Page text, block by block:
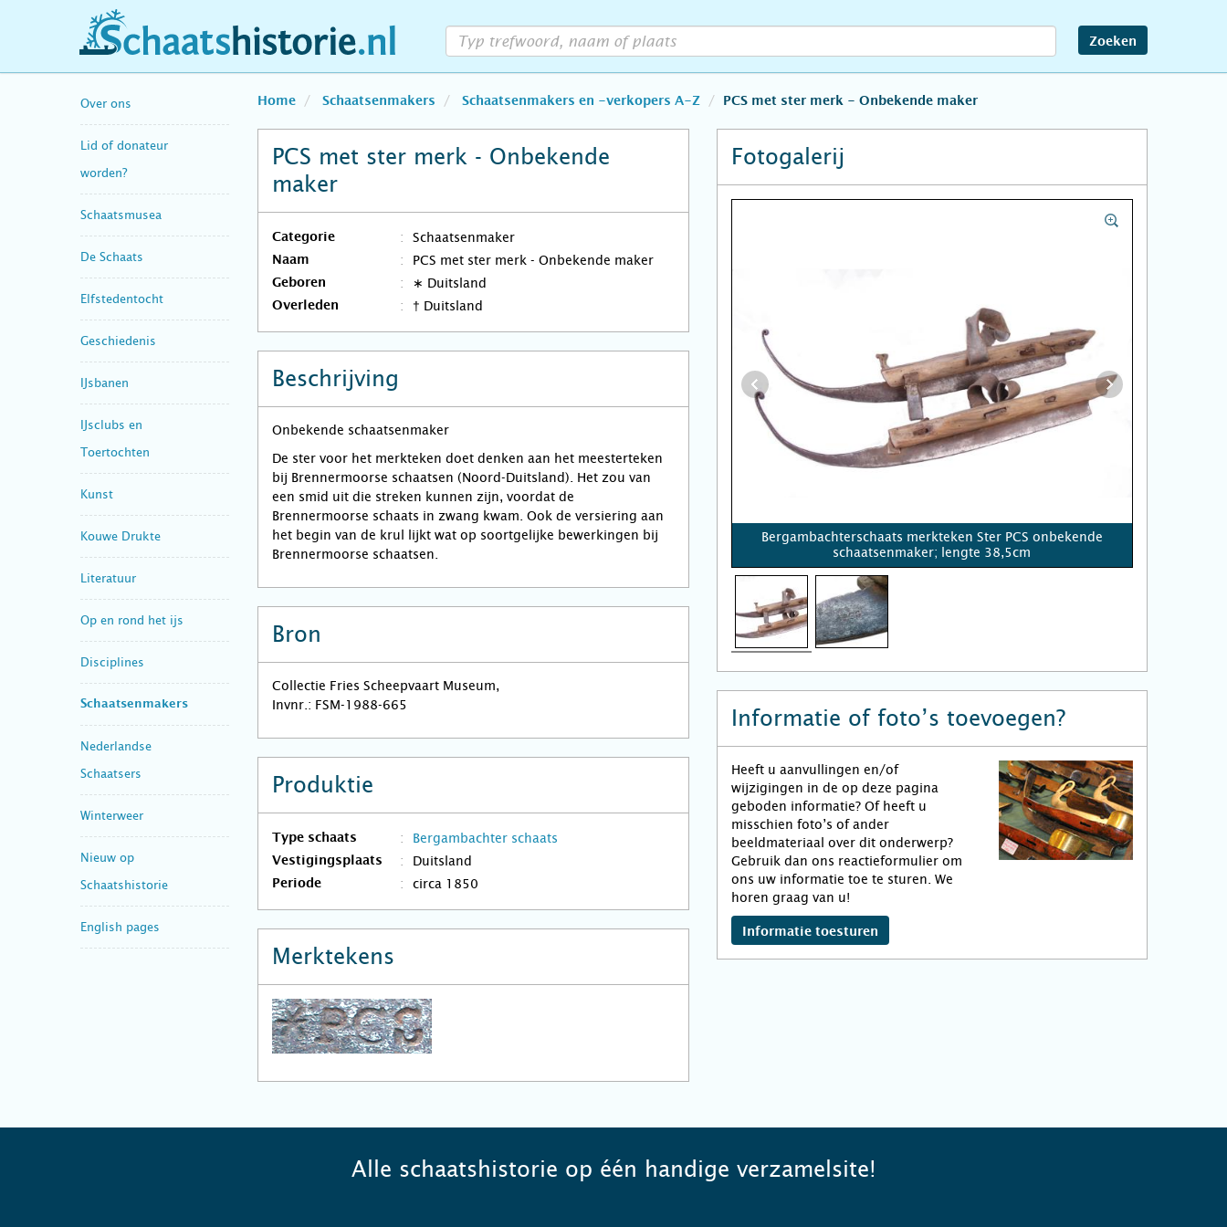
schaatshistorie.nl Zoeken
Over ons
Lid of donateur
worden?
Schaatsmusea
De Schaats
Elfstedentocht
Geschiedenis
IJsbanen
IJsclubs en
Toertochten
Kunst
Kouwe Drukte
Literatuur
Op en rond het ijs
Disciplines
Schaatsenmakers
Nederlandse
Schaatsers
Winterweer
Nieuw op
Schaatshistorie
English pages
Home Schaatsenmakers Schaatsenmakers en -verkopers A-Z PCS met ster merk - Onbekende maker
PCS met ster merk - Onbekende
maker
Categorie Schaatsenmaker
Naam PCS met ster merk - Onbekende maker
Geboren ∗ Duitsland
Overleden † Duitsland
Beschrijving
Onbekende schaatsenmaker
De ster voor het merkteken doet denken aan het meesterteken
bij Brennermoorse schaatsen (Noord-Duitsland). Het zou van
een smid uit die streken kunnen zijn, voordat de
Brennermoorse schaats in zwang kwam. Ook de versiering aan
het begin van de krul lijkt wat op soortgelijke bewerkingen bij
Brennermoorse schaatsen.
Bron
Collectie Fries Scheepvaart Museum,
Invnr.: FSM-1988-665
Produktie
Type schaats Bergambachter schaats
Vestigingsplaats Duitsland
Periode circa 1850
Merktekens
Fotogalerij
Bergambachterschaats merkteken Ster PCS onbekende
schaatsenmaker; lengte 38,5cm
Informatie of foto’s toevoegen?
Heeft u aanvullingen en/of
wijzigingen in de op deze pagina
geboden informatie? Of heeft u
misschien foto’s of ander
beeldmateriaal over dit onderwerp?
Gebruik dan ons reactieformulier om
ons uw informatie toe te sturen. We
horen graag van u!
Informatie toesturen
Alle schaatshistorie op één handige verzamelsite!